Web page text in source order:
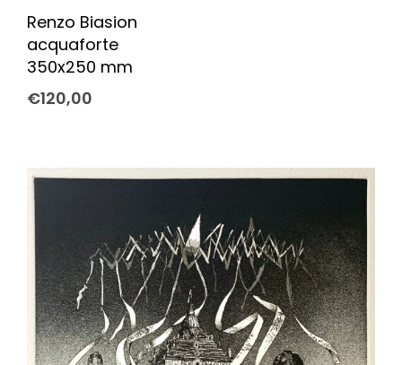
Renzo Biasion
acquaforte
350x250 mm
€120,00